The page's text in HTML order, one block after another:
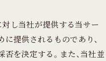
し当社が提供する当サー
提供されるものであり、
を決定する。また、当社並